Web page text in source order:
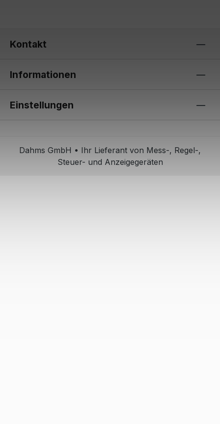
Kontakt
Informationen
Einstellungen
Dahms GmbH • Ihr Lieferant von Mess-, Regel-,
Steuer- und Anzeigegeräten